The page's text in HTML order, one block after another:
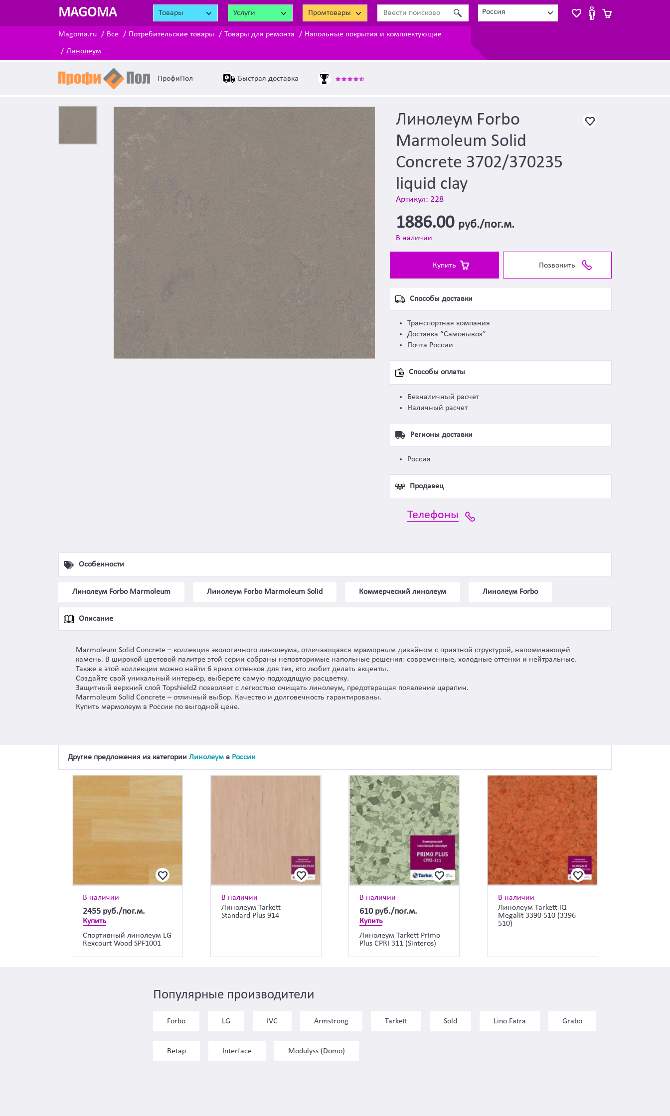
MAGOMA Товары Услуги Промтовары Россия
Magoma.ru Все Потребительские товары Товары для ремонта Напольные покрытия и комплектующие
Линолеум
ПрофиПол Быстрая доставка
Линолеум Forbo
Marmoleum Solid
Concrete 3702/370235
liquid clay
Артикул: 228
1886.00 руб./пог.м.
В наличии
Купить Позвонить
Способы доставки
Транспортная компания
Доставка “Самовывоз”
Почта России
Способы оплаты
Безналичный расчет
Наличный расчет
Регионы доставки
Россия
Продавец
Телефоны
Особенности
Линолеум Forbo Marmoleum Линолеум Forbo Marmoleum Solid Коммерческий линолеум Линолеум Forbo
Описание
Marmoleum Solid Concrete – коллекция экологичного линолеума, отличающаяся мраморным дизайном с приятной структурой, напоминающей
камень. В широкой цветовой палитре этой серии собраны неповторимые напольные решения: современные, холодные оттенки и нейтральные.
Также в этой коллекции можно найти 6 ярких оттенков для тех, кто любит делать акценты.
Создайте свой уникальный интерьер, выберете самую подходящую расцветку.
Защитный верхний слой Topshield2 позволяет с легкостью очищать линолеум, предотвращая появление царапин.
Marmoleum Solid Concrete – отличный выбор. Качество и долговечность гарантированы.
Купить мармолеум в России по выгодной цене.
Другие предложения из категории Линолеум в России
В наличии
2455 руб./пог.м.
Купить
Спортивный линолеум LG
Rexcourt Wood SPF1001
В наличии
Линолеум Tarkett
Standard Plus 914
В наличии
610 руб./пог.м.
Купить
Линолеум Tarkett Primo
Plus CPRI 311 (Sinteros)
В наличии
Линолеум Tarkett iQ
Megalit 3390 510 (3396
510)
Популярные производители
Forbo LG IVC Armstrong Tarkett Sold Lino Fatra Grabo
Betap Interface Modulyss (Domo)